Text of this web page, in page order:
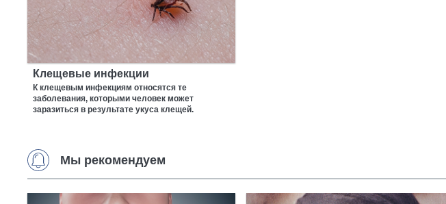
Клещевые инфекции
К клещевым инфекциям относятся те
заболевания, которыми человек может
заразиться в результате укуса клещей.
Мы рекомендуем